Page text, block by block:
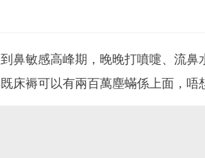
鼻敏感高峰期，晚晚打噴嚏、流
床褥可以有兩百萬塵蟎係上面，唔